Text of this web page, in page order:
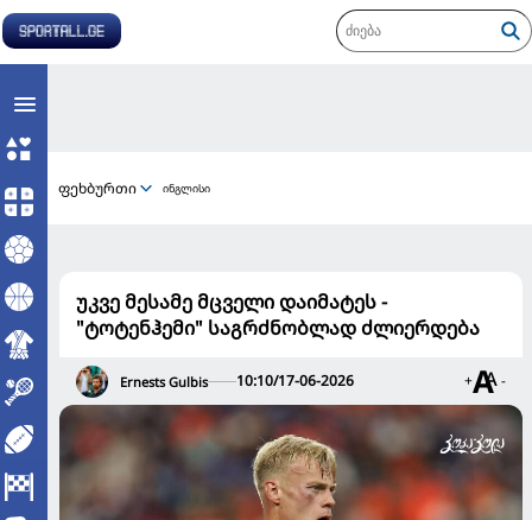
ფეხბურთი ინგლისი
უკვე მესამე მცველი დაიმატეს -
"ტოტენჰემი" საგრძნობლად ძლიერდება
Ernests Gulbis 10:10/17-06-2026 + -